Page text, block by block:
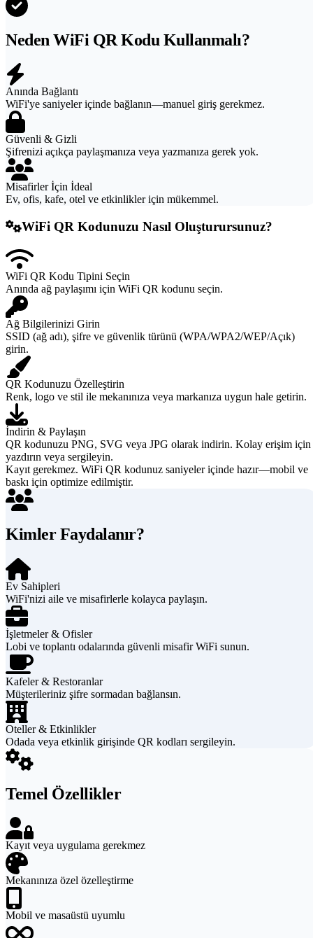
Neden WiFi QR Kodu Kullanmalı?
Anında Bağlantı
WiFi'ye saniyeler içinde bağlanın—manuel giriş gerekmez.
Güvenli & Gizli
Şifrenizi açıkça paylaşmanıza veya yazmanıza gerek yok.
Misafirler İçin İdeal
Ev, ofis, kafe, otel ve etkinlikler için mükemmel.
WiFi QR Kodunuzu Nasıl Oluşturursunuz?
WiFi QR Kodu Tipini Seçin
Anında ağ paylaşımı için WiFi QR kodunu seçin.
Ağ Bilgilerinizi Girin
SSID (ağ adı), şifre ve güvenlik türünü (WPA/WPA2/WEP/Açık)
girin.
QR Kodunuzu Özelleştirin
Renk, logo ve stil ile mekanınıza veya markanıza uygun hale getirin.
İndirin & Paylaşın
QR kodunuzu PNG, SVG veya JPG olarak indirin. Kolay erişim için
yazdırın veya sergileyin.
Kayıt gerekmez. WiFi QR kodunuz saniyeler içinde hazır—mobil ve
baskı için optimize edilmiştir.
Kimler Faydalanır?
Ev Sahipleri
WiFi'nizi aile ve misafirlerle kolayca paylaşın.
İşletmeler & Ofisler
Lobi ve toplantı odalarında güvenli misafir WiFi sunun.
Kafeler & Restoranlar
Müşterileriniz şifre sormadan bağlansın.
Oteller & Etkinlikler
Odada veya etkinlik girişinde QR kodları sergileyin.
Temel Özellikler
Kayıt veya uygulama gerekmez
Mekanınıza özel özelleştirme
Mobil ve masaüstü uyumlu